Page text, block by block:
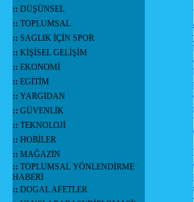
:: DÜŞÜNSEL
:: TOPLUMSAL
:: SAGLIK İÇİN SPOR
:: KİŞİSEL GELİŞİM
:: EKONOMİ
:: EGİTİM
:: YARGIDAN
:: GÜVENLİK
:: TEKNOLOJİ
:: HOBİLER
:: MAĞAZİN
:: TOPLUMSAL YÖNLENDİRME
HABERİ
:: DOGAL AFETLER